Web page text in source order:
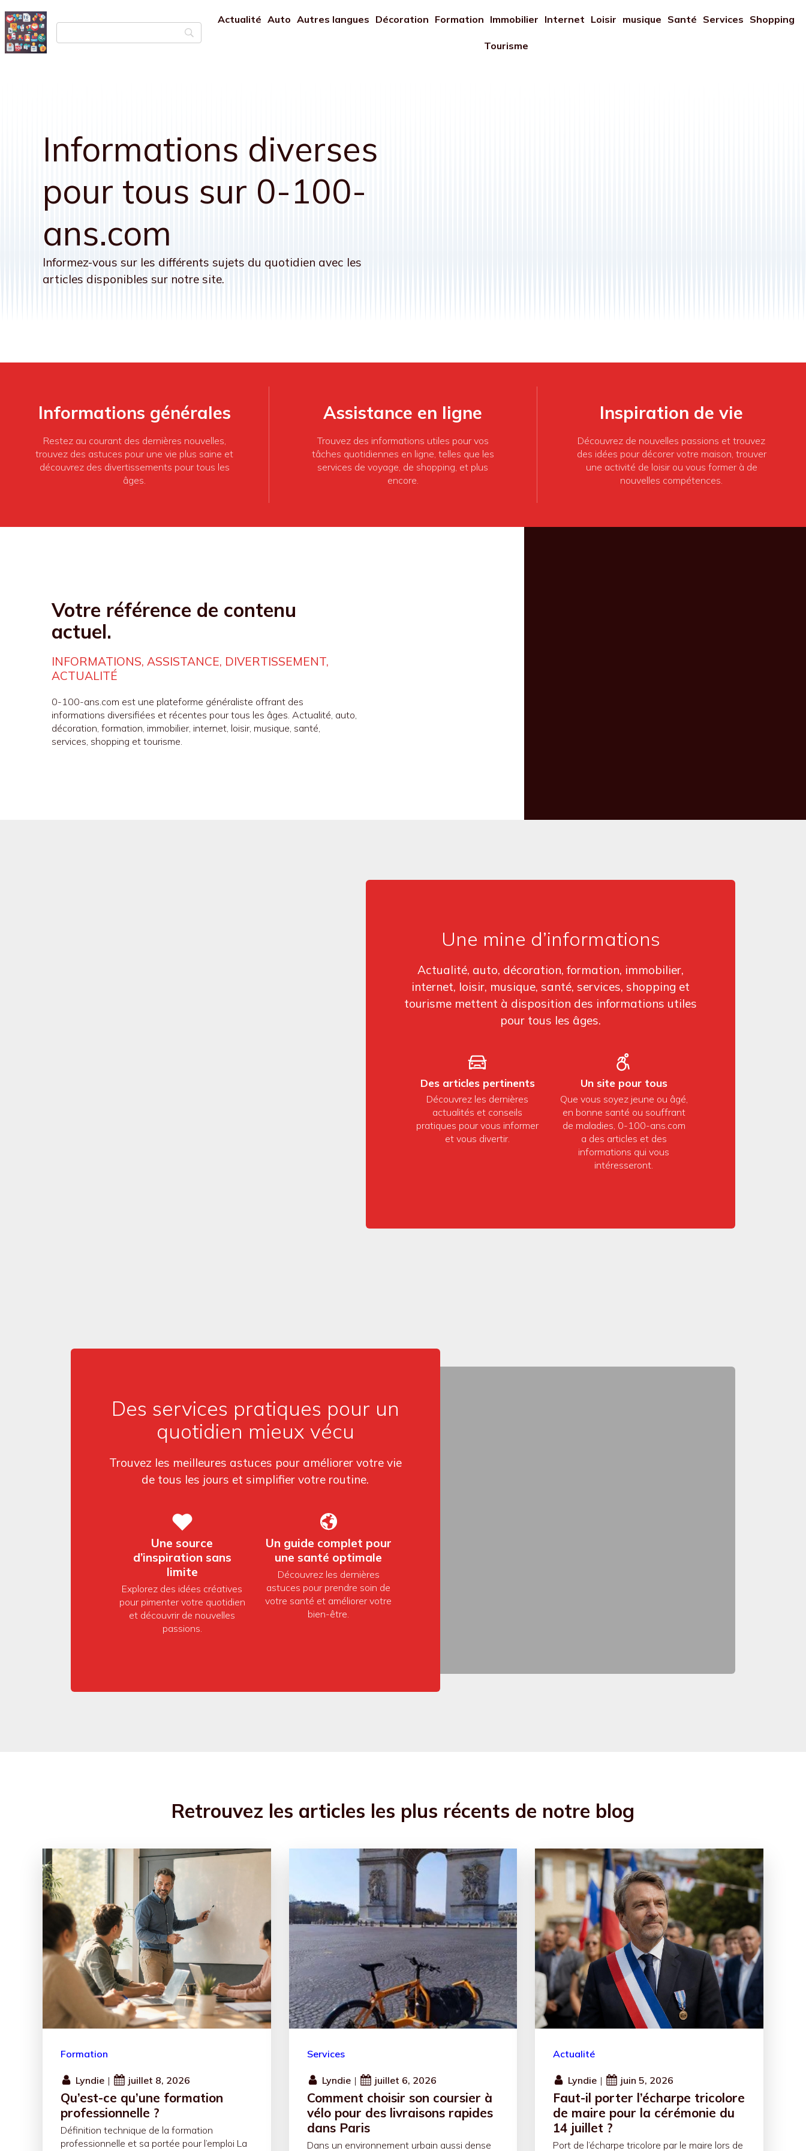
Actualité Auto Autres langues Décoration Formation Immobilier Internet Loisir musique Santé Services Shopping
Tourisme
Informations diverses
pour tous sur 0-100-
ans.com
Informez-vous sur les différents sujets du quotidien avec les
articles disponibles sur notre site.
Informations générales
Restez au courant des dernières nouvelles,
trouvez des astuces pour une vie plus saine et
découvrez des divertissements pour tous les
âges.
Assistance en ligne
Trouvez des informations utiles pour vos
tâches quotidiennes en ligne, telles que les
services de voyage, de shopping, et plus
encore.
Inspiration de vie
Découvrez de nouvelles passions et trouvez
des idées pour décorer votre maison, trouver
une activité de loisir ou vous former à de
nouvelles compétences.
Votre référence de contenu
actuel.
INFORMATIONS, ASSISTANCE, DIVERTISSEMENT,
ACTUALITÉ
0-100-ans.com est une plateforme généraliste offrant des
informations diversifiées et récentes pour tous les âges. Actualité, auto,
décoration, formation, immobilier, internet, loisir, musique, santé,
services, shopping et tourisme.
Une mine d’informations
Actualité, auto, décoration, formation, immobilier,
internet, loisir, musique, santé, services, shopping et
tourisme mettent à disposition des informations utiles
pour tous les âges.
Des articles pertinents
Découvrez les dernières
actualités et conseils
pratiques pour vous informer
et vous divertir.
Un site pour tous
Que vous soyez jeune ou âgé,
en bonne santé ou souffrant
de maladies, 0-100-ans.com
a des articles et des
informations qui vous
intéresseront.
Des services pratiques pour un
quotidien mieux vécu
Trouvez les meilleures astuces pour améliorer votre vie
de tous les jours et simplifier votre routine.
Une source
d’inspiration sans
limite
Explorez des idées créatives
pour pimenter votre quotidien
et découvrir de nouvelles
passions.
Un guide complet pour
une santé optimale
Découvrez les dernières
astuces pour prendre soin de
votre santé et améliorer votre
bien-être.
Retrouvez les articles les plus récents de notre blog
Formation
Lyndie | juillet 8, 2026
Qu’est-ce qu’une formation
professionnelle ?
Définition technique de la formation
professionnelle et sa portée pour l’emploi La
Services
Lyndie | juillet 6, 2026
Comment choisir son coursier à
vélo pour des livraisons rapides
dans Paris
Dans un environnement urbain aussi dense
Actualité
Lyndie | juin 5, 2026
Faut-il porter l’écharpe tricolore
de maire pour la cérémonie du
14 juillet ?
Port de l’écharpe tricolore par le maire lors de